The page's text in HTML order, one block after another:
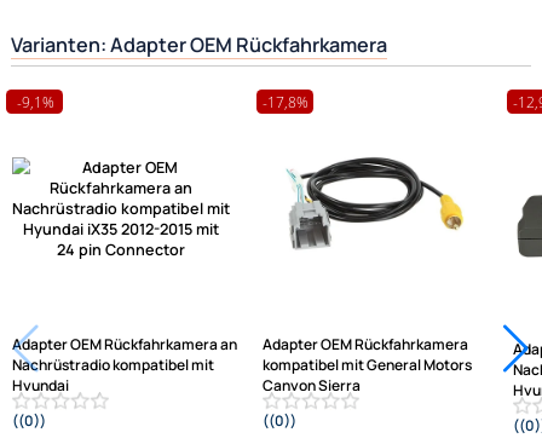
Hilfreiche Links
passende Produkte
Ähnliche Produkte anzeigen
Varianten: Adapter OEM Rückfahrkamera
-9,1% -17,8%